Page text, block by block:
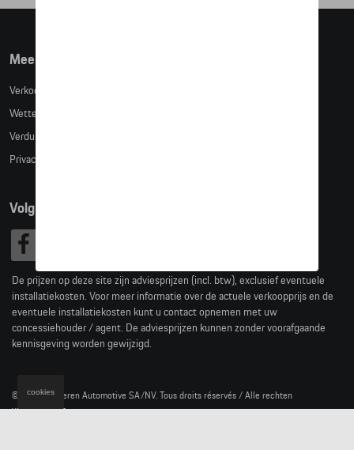
Meer info
Verkoopsvoorwaarden
Wettelijke bepalingen
Verduidelijking kledingmaten
Privacybeleid
Volg Ons
De prijzen op deze site zijn adviesprijzen (incl. btw), exclusief eventuele
installatiekosten. Voor meer informatie over de actuele verkoopprijs en de
eventuele installatiekosten kunt u contact opnemen met uw
concessiehouder / agent. De adviesprijzen kunnen zonder voorafgaande
kennisgeving worden gewijzigd.
© 2026 D'Ieteren Automotive SA/NV. Tous droits réservés / Alle rechten
voorbehouden.
cookies